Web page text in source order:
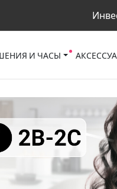
И ЧАСЫ